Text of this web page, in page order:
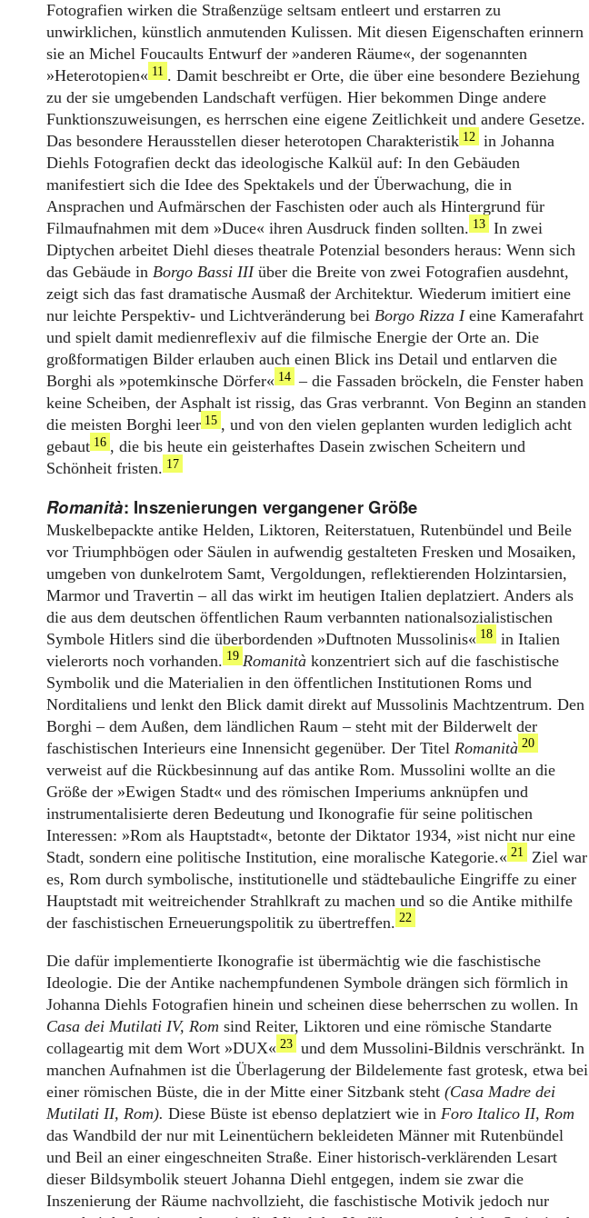
Fotografien wirken die Straßenzüge seltsam entleert und erstarren zu
unwirklichen, künstlich anmutenden Kulissen. Mit diesen Eigenschaften erinnern
sie an Michel Foucaults Entwurf der »anderen Räume«, der sogenannten
»Heterotopien« 11 . Damit beschreibt er Orte, die über eine besondere Beziehung
zu der sie umgebenden Landschaft verfügen. Hier bekommen Dinge andere
Funktionszuweisungen, es herrschen eine eigene Zeitlichkeit und andere Gesetze.
Das besondere Herausstellen dieser heterotopen Charakteristik 12
in Johanna
Diehls Fotografien deckt das ideologische Kalkül auf: In den Gebäuden
manifestiert sich die Idee des Spektakels und der Überwachung, die in
Ansprachen und Aufmärschen der Faschisten oder auch als Hintergrund für
Filmaufnahmen mit dem »Duce« ihren Ausdruck finden sollten. 13 In zwei
Diptychen arbeitet Diehl dieses theatrale Potenzial besonders heraus: Wenn sich
das Gebäude inBorgo Bassi IIIüber die Breite von zwei Fotografien ausdehnt,
zeigt sich das fast dramatische Ausmaß der Architektur. Wiederum imitiert eine
nur leichte Perspektiv- und Lichtveränderung beiBorgo Rizza Ieine Kamerafahrt
und spielt damit medienreflexiv auf die filmische Energie der Orte an. Die
großformatigen Bilder erlauben auch einen Blick ins Detail und entlarven die
Borghi als »potemkinsche Dörfer« 14 – die Fassaden bröckeln, die Fenster haben
keine Scheiben, der Asphalt ist rissig, das Gras verbrannt. Von Beginn an standen
die meisten Borghi leer 15 , und von den vielen geplanten wurden lediglich acht
gebaut 16 , die bis heute ein geisterhaftes Dasein zwischen Scheitern und
Schönheit fristen. 17
Romanità: Inszenierungen vergangener Größe
Muskelbepackte antike Helden, Liktoren, Reiterstatuen, Rutenbündel und Beile
vor Triumphbögen oder Säulen in aufwendig gestalteten Fresken und Mosaiken,
umgeben von dunkelrotem Samt, Vergoldungen, reflektierenden Holzintarsien,
Marmor und Travertin – all das wirkt im heutigen Italien deplatziert. Anders als
die aus dem deutschen öffentlichen Raum verbannten nationalsozialistischen
Symbole Hitlers sind die überbordenden »Duftnoten Mussolinis« 18 in Italien
vielerorts noch vorhanden. 19 Romanitàkonzentriert sich auf die faschistische
Symbolik und die Materialien in den öffentlichen Institutionen Roms und
Norditaliens und lenkt den Blick damit direkt auf Mussolinis Machtzentrum. Den
Borghi – dem Außen, dem ländlichen Raum – steht mit der Bilderwelt der
faschistischen Interieurs eine Innensicht gegenüber. Der Titel Romanità 20
verweist auf die Rückbesinnung auf das antike Rom. Mussolini wollte an die
Größe der »Ewigen Stadt« und des römischen Imperiums anknüpfen und
instrumentalisierte deren Bedeutung und Ikonografie für seine politischen
Interessen: »Rom als Hauptstadt«, betonte der Diktator 1934, »ist nicht nur eine
Stadt, sondern eine politische Institution, eine moralische Kategorie.« 21
Ziel war
es, Rom durch symbolische, institutionelle und städtebauliche Eingriffe zu einer
Hauptstadt mit weitreichender Strahlkraft zu machen und so die Antike mithilfe
der faschistischen Erneuerungspolitik zu übertreffen. 22
Die dafür implementierte Ikonografie ist übermächtig wie die faschistische
Ideologie. Die der Antike nachempfundenen Symbole drängen sich förmlich in
Johanna Diehls Fotografien hinein und scheinen diese beherrschen zu wollen. In
Casa dei Mutilati IV, Romsind Reiter, Liktoren und eine römische Standarte
collageartig mit dem Wort »DUX« 23 und dem Mussolini-Bildnis verschränkt. In
manchen Aufnahmen ist die Überlagerung der Bildelemente fast grotesk, etwa bei
einer römischen Büste, die in der Mitte einer Sitzbank steht(Casa Madre dei
Mutilati II, Rom).Diese Büste ist ebenso deplatziert wie inForo Italico II, Rom
das Wandbild der nur mit Leinentüchern bekleideten Männer mit Rutenbündel
und Beil an einer eingeschneiten Straße. Einer historisch-verklärenden Lesart
dieser Bildsymbolik steuert Johanna Diehl entgegen, indem sie zwar die
Inszenierung der Räume nachvollzieht, die faschistische Motivik jedoch nur